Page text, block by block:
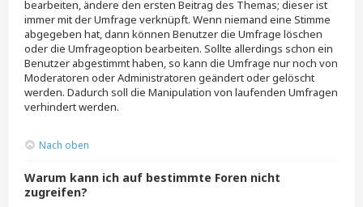
bearbeiten, ändere den ersten Beitrag des Themas; dieser ist
immer mit der Umfrage verknüpft. Wenn niemand eine Stimme
abgegeben hat, dann können Benutzer die Umfrage löschen
oder die Umfrageoption bearbeiten. Sollte allerdings schon ein
Benutzer abgestimmt haben, so kann die Umfrage nur noch von
Moderatoren oder Administratoren geändert oder gelöscht
werden. Dadurch soll die Manipulation von laufenden Umfragen
verhindert werden.
Nach oben
Warum kann ich auf bestimmte Foren nicht
zugreifen?